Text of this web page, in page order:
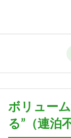
ボリュー
る”（連泊